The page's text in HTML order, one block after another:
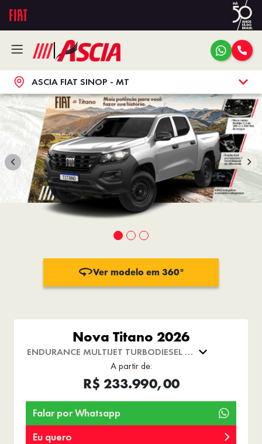
ASCIA FIAT SINOP - MT
Ver modelo em 360°
Nova Titano 2026
ENDURANCE MULTIJET TURBODIESEL MT
4X4
A partir de:
R$ 233.990,00
Falar por Whatsapp
Eu quero